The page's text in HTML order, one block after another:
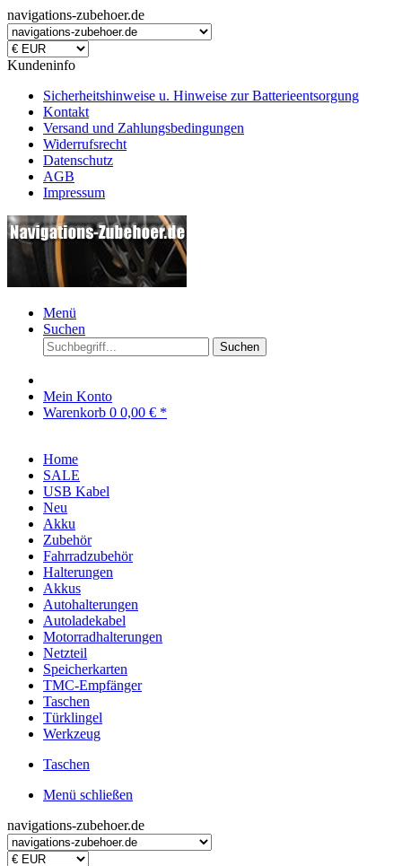
navigations-zubehoer.de
Kundeninfo
Sicherheitshinweise u. Hinweise zur Batterieentsorgung
Kontakt
Versand und Zahlungsbedingungen
Widerrufsrecht
Datenschutz
AGB
Impressum
Menü
Suchen
Suchen
Mein Konto
Warenkorb 0 0,00 € *
Home
SALE
USB Kabel
Neu
Akku
Zubehör
Fahrradzubehör
Halterungen
Akkus
Autohalterungen
Autoladekabel
Motorradhalterungen
Netzteil
Speicherkarten
TMC-Empfänger
Taschen
Türklingel
Werkzeug
Taschen
Menü schließen
navigations-zubehoer.de